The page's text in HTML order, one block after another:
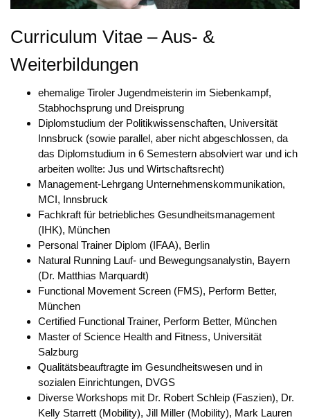
Curriculum Vitae – Aus- &
Weiterbildungen
ehemalige Tiroler Jugendmeisterin im Siebenkampf,
Stabhochsprung und Dreisprung
Diplomstudium der Politikwissenschaften, Universität
Innsbruck (sowie parallel, aber nicht abgeschlossen, da
das Diplomstudium in 6 Semestern absolviert war und ich
arbeiten wollte: Jus und Wirtschaftsrecht)
Management-Lehrgang Unternehmenskommunikation,
MCI, Innsbruck
Fachkraft für betriebliches Gesundheitsmanagement
(IHK), München
Personal Trainer Diplom (IFAA), Berlin
Natural Running Lauf- und Bewegungsanalystin, Bayern
(Dr. Matthias Marquardt)
Functional Movement Screen (FMS), Perform Better,
München
Certified Functional Trainer, Perform Better, München
Master of Science Health and Fitness, Universität
Salzburg
Qualitätsbeauftragte im Gesundheitswesen und in
sozialen Einrichtungen, DVGS
Diverse Workshops mit Dr. Robert Schleip (Faszien), Dr.
Kelly Starrett (Mobility), Jill Miller (Mobility), Mark Lauren